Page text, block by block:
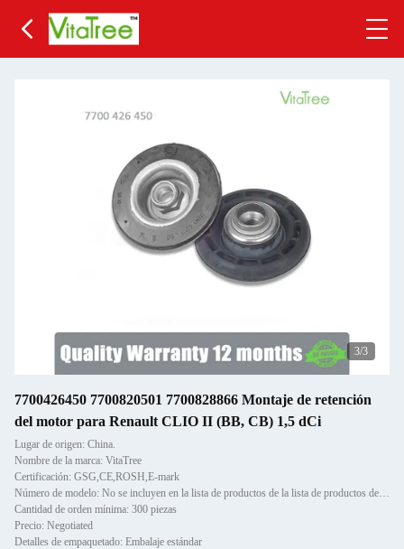
3/3
7700426450 7700820501 7700828866 Montaje de retención
del motor para Renault CLIO II (BB, CB) 1,5 dCi
Lugar de origen: China.
Nombre de la marca: VitaTree
Certificación: GSG,CE,ROSH,E-mark
Número de modelo: No se incluyen en la lista de productos de la lista de productos de la lista de productos.
Cantidad de orden mínima: 300 piezas
Precio: Negotiated
Detalles de empaquetado: Embalaje estándar